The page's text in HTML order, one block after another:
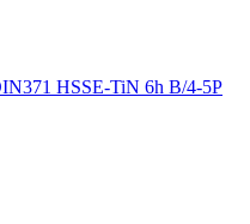
HSSE-TiN 6h B/4-5P